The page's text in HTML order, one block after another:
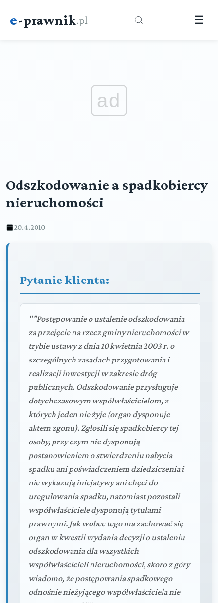
e-prawnik.pl ☰
ad
Odszkodowanie a spadkobiercy
nieruchomości
20.4.2010
Pytanie klienta:
""Postępowanie o ustalenie odszkodowania
za przejęcie na rzecz gminy nieruchomości w
trybie ustawy z dnia 10 kwietnia 2003 r. o
szczególnych zasadach przygotowania i
realizacji inwestycji w zakresie dróg
publicznych. Odszkodowanie przysługuje
dotychczasowym współwłaścicielom, z
których jeden nie żyje (organ dysponuje
aktem zgonu). Zgłosili się spadkobiercy tej
osoby, przy czym nie dysponują
postanowieniem o stwierdzeniu nabycia
spadku ani poświadczeniem dziedziczenia i
nie wykazują inicjatywy ani chęci do
uregulowania spadku, natomiast pozostali
współwłaściciele dysponują tytułami
prawnymi. Jak wobec tego ma zachować się
organ w kwestii wydania decyzji o ustaleniu
odszkodowania dla wszystkich
współwłaścicieli nieruchomości, skoro z góry
wiadomo, że postępowania spadkowego
odnośnie nieżyjącego współwłaściciela nie